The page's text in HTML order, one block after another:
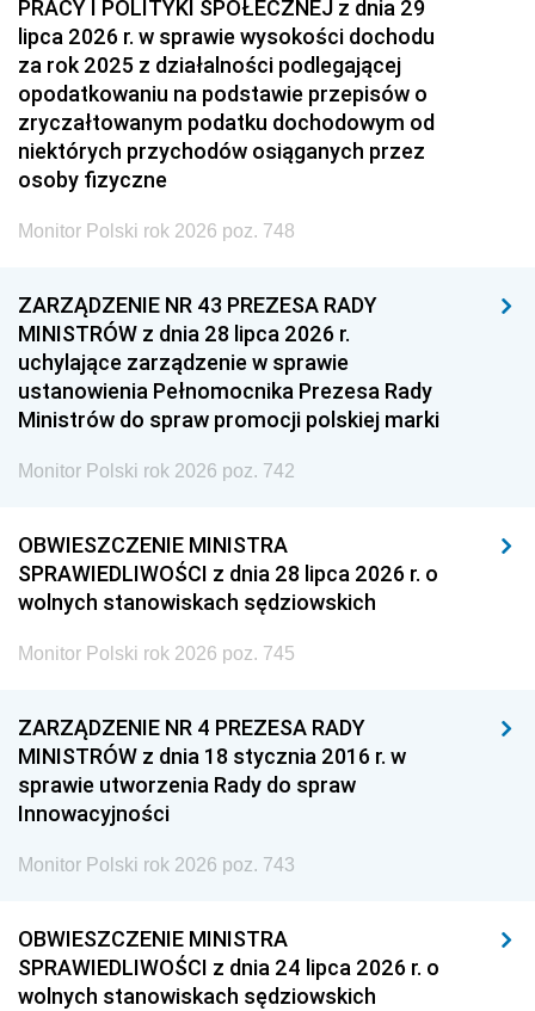
PRACY I POLITYKI SPOŁECZNEJ z dnia 29
lipca 2026 r. w sprawie wysokości dochodu
za rok 2025 z działalności podlegającej
opodatkowaniu na podstawie przepisów o
zryczałtowanym podatku dochodowym od
niektórych przychodów osiąganych przez
osoby fizyczne
Monitor Polski rok 2026 poz. 748
ZARZĄDZENIE NR 43 PREZESA RADY
MINISTRÓW z dnia 28 lipca 2026 r.
uchylające zarządzenie w sprawie
ustanowienia Pełnomocnika Prezesa Rady
Ministrów do spraw promocji polskiej marki
Monitor Polski rok 2026 poz. 742
OBWIESZCZENIE MINISTRA
SPRAWIEDLIWOŚCI z dnia 28 lipca 2026 r. o
wolnych stanowiskach sędziowskich
Monitor Polski rok 2026 poz. 745
ZARZĄDZENIE NR 4 PREZESA RADY
MINISTRÓW z dnia 18 stycznia 2016 r. w
sprawie utworzenia Rady do spraw
Innowacyjności
Monitor Polski rok 2026 poz. 743
OBWIESZCZENIE MINISTRA
SPRAWIEDLIWOŚCI z dnia 24 lipca 2026 r. o
wolnych stanowiskach sędziowskich